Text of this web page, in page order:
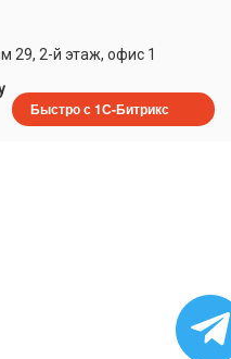
29, 2-й этаж, офис 1
Быстро с 1С-Битрикс